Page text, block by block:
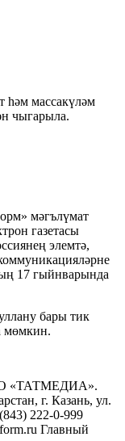
һәм массакүләм
чыгарыла.
мәгълүмат
газетасы
элемтә,
17 гыйнварында
бары тик
мөмкин.
АО «ТАТМЕДИА».
г. Казань, ул.
222-0-999
Главный